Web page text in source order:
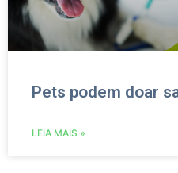
Pets podem doar
LEIA MAIS »